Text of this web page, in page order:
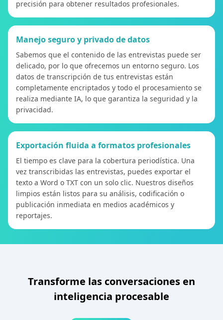
precisión para obtener resultados profesionales.
Manejo seguro y privado de datos
Sabemos que el contenido de las entrevistas puede ser
delicado, por lo que ofrecemos un entorno seguro. Los
datos de transcripción de tus entrevistas están
completamente encriptados y todo el procesamiento se
realiza mediante IA, lo que garantiza la seguridad y la
privacidad.
Exportación fluida a formatos profesionales
El tiempo es clave para la cobertura periodística. Una
vez transcribidas las entrevistas, puedes exportar el
texto a Word o TXT con un solo clic. Nuestros diseños
limpios están listos para su análisis, codificación o
publicación inmediata en medios académicos y
reportajes.
Transforme las conversaciones en
inteligencia procesable